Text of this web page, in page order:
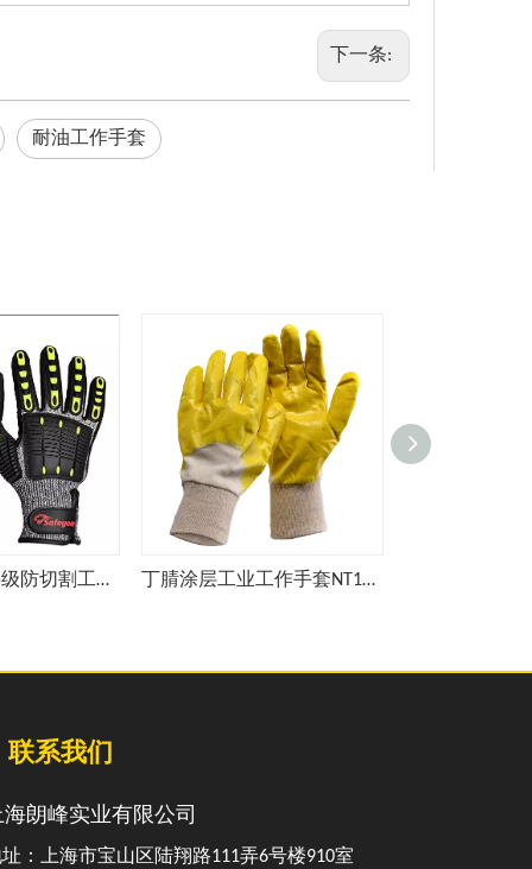
下一条:
耐油工作手套
防滑防冲击的5级防切割工作手套耐磨的丁腈涂层安全手套TPR9004YE 丁腈涂层工业工作手套NT1203
联系我们
海朗峰实业有限公司
：上海市宝山区陆翔路111弄6号楼910室